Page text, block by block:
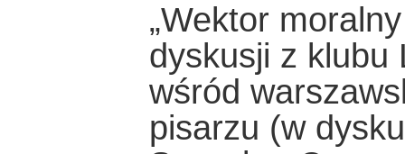
„Wektor
dyskusji z klubu
wśród
pisarzu (w